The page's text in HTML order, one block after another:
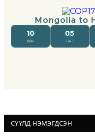
СҮҮЛД НЭМЭГДСЭН